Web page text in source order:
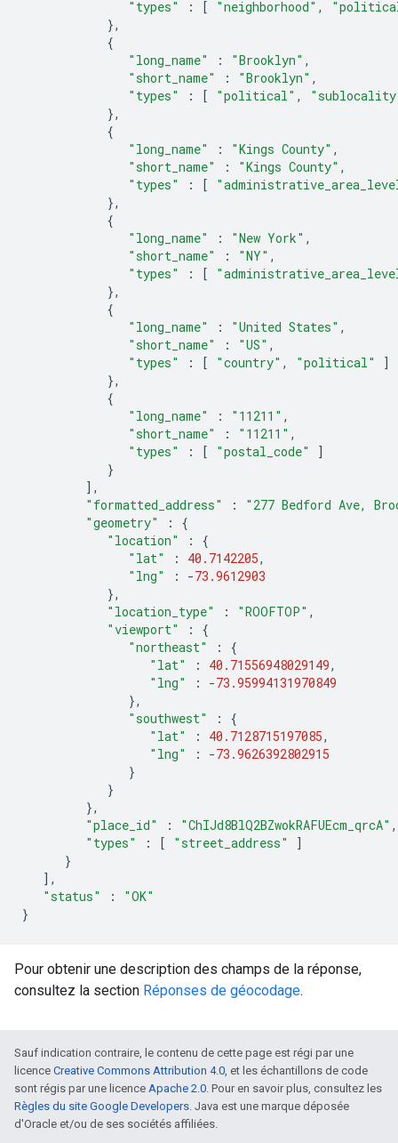
"types" : [ "neighborhood" ,
},
{
"long_name"
: "Brooklyn" ,
"short_name"
: "Brooklyn" ,
"types"
: [ "political" ,
},
{
"long_name"
: "Kings County" ,
"short_name"
: "Kings County" ,
"types"
: [
},
{
"long_name"
: "New York" ,
"short_name"
: "NY" ,
"types"
: [
},
{
"long_name"
: "United States" ,
"short_name"
: "US" ,
"types"
: [ "country" , "political"
]
},
{
"long_name"
: "11211" ,
"short_name"
: "11211" ,
"types"
: [ "postal_code"
]
}
],
"formatted_address"
:
"277 Bedford Ave,
"geometry"
:
{
"location"
:
{
"lat"
: 40.7142205,
"lng"
: -73.9612903
},
"location_type"
: "ROOFTOP" ,
"viewport"
:
{
"northeast"
:
{
"lat"
: 40.71556948029149,
"lng"
: -73.95994131970849
},
"southwest"
:
{
"lat"
: 40.7128715197085,
"lng"
: -73.9626392802915
}
}
},
"place_id"
: "ChIJd8BlQ2BZwokRAFUEcm_qrcA" ,
"types"
: [ "street_address"
]
}
],
"status"
:
"OK"
}
Pour obtenir une description des champs de la réponse,
consultez la section Réponses de géocodage.
Sauf indication contraire, le contenu de cette page est régi par une
licence Creative Commons Attribution 4.0, et les échantillons de code
sont régis par une licence Apache 2.0. Pour en savoir plus, consultez les
Règles du site Google Developers. Java est une marque déposée
d'Oracle et/ou de ses sociétés affiliées.